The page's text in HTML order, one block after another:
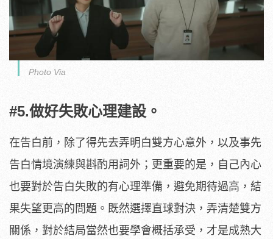
Photo Via
#5.做好失敗心理建設。
在告白前，除了得先去弄明白雙方心意外，以及事先
告白情境演練與斟酌用詞外；更重要的是，自己內心
也要對於告白失敗的有心理準備，避免期待過高，結
果失望更高的問題。既然選擇直球對決，弄清楚雙方
關係，對於結局當然也要學會概括承受，才是成熟大